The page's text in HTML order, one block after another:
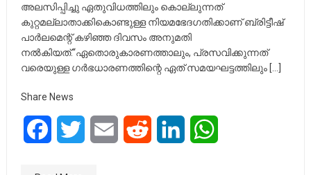
അലസിപ്പിച്ചു ഏതുവിധത്തിലും കൊല്ലുന്നത്
കുറ്റമല്ലാതാക്കികൊണ്ടുള്ള നിയമഭേദഗതിക്കാണ് ബ്രിട്ടീഷ്
പാർലമെന്റ് കഴിഞ്ഞ ദിവസം അനുമതി
നൽകിയത്.“ഏതൊരുകാരണത്താലും, പ്രസവിക്കുന്നത്
വരെയുള്ള ഗർഭധാരണത്തിന്റെ ഏത് സമയഘട്ടത്തിലും […]
Share News
FacebookTwitter Email Reddit LinkedIn